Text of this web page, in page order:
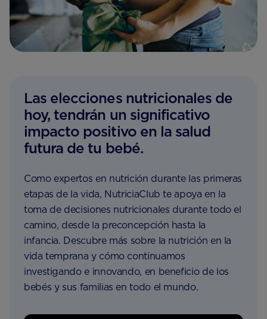
Las elecciones nutricionales de
hoy, tendrán un significativo
impacto positivo en la salud
futura de tu bebé.
Como expertos en nutrición durante las primeras
etapas de la vida, NutriciaClub te apoya en la
toma de decisiones nutricionales durante todo el
camino, desde la preconcepción hasta la
infancia. Descubre más sobre la nutrición en la
vida temprana y cómo continuamos
investigando e innovando, en beneficio de los
bebés y sus familias en todo el mundo.